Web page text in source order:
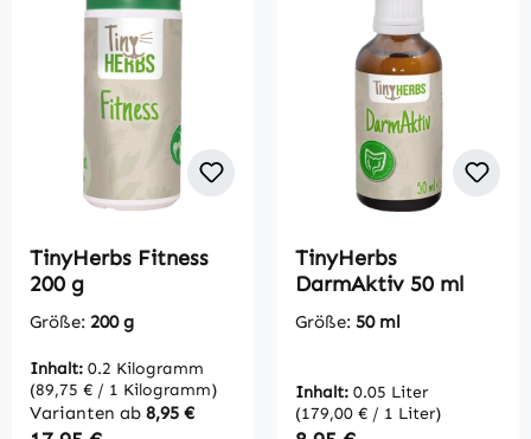
TinyHerbs Fitness
200 g
Größe: 200 g
Inhalt: 0.2 Kilogramm
(89,75 € / 1 Kilogramm)
Varianten ab 8,95 €
TinyHerbs
DarmAktiv 50 ml
Größe: 50 ml
Inhalt: 0.05 Liter
(179,00 € / 1 Liter)